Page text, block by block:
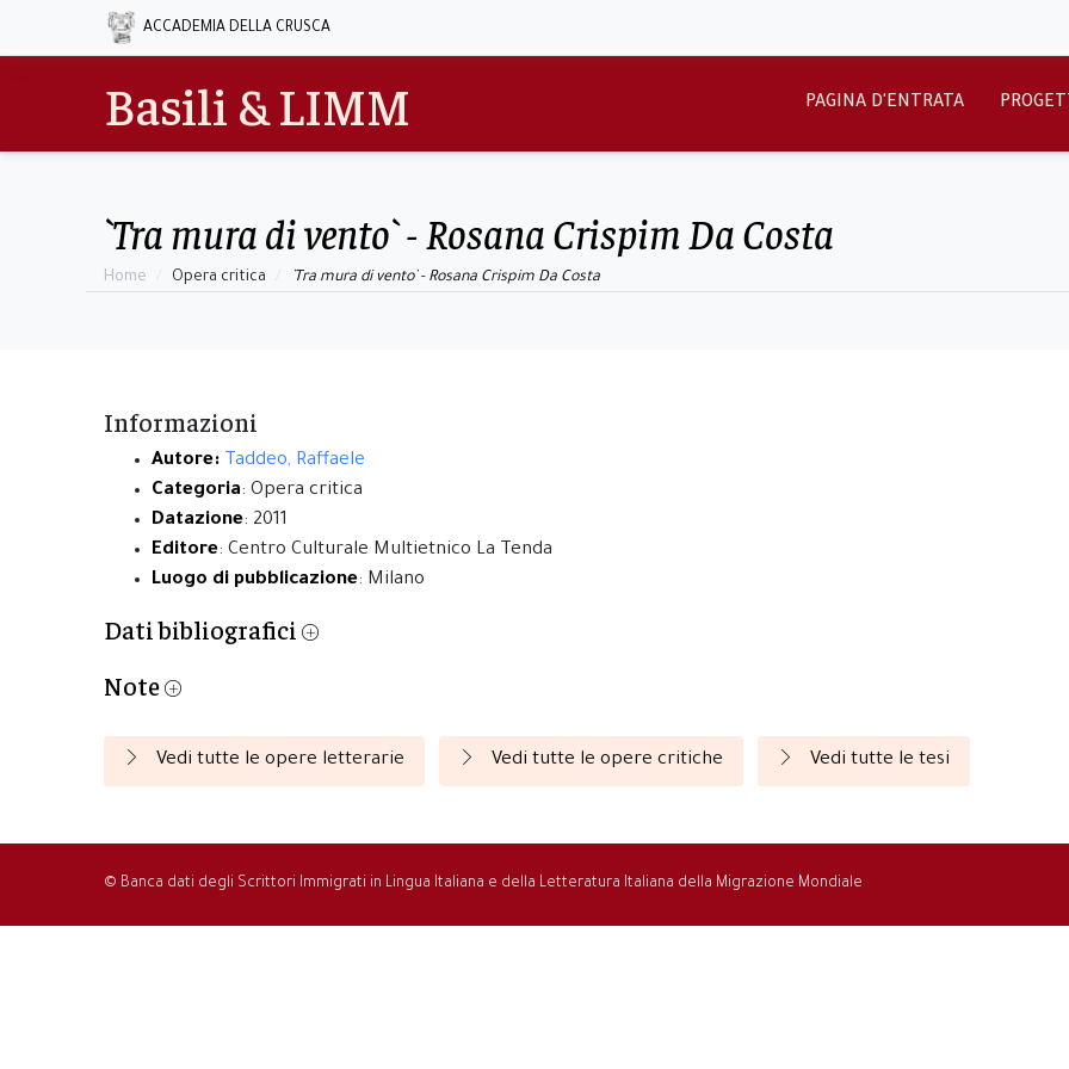
ACCADEMIA DELLA CRUSCA
Basili & LIMM PAGINA D'ENTRATA
`Tra mura di vento` - Rosana Crispim Da Costa
Home Opera critica `Tra mura di vento` - Rosana Crispim Da Costa
Informazioni
Autore: Taddeo, Raffaele
Categoria: Opera critica
Datazione: 2011
Editore: Centro Culturale Multietnico La Tenda
Luogo di pubblicazione: Milano
Dati bibliografici
Note
Vedi tutte le opere letterarie Vedi tutte le opere critiche Vedi tutte le tesi
© Banca dati degli Scrittori Immigrati in Lingua Italiana e della Letteratura Italiana della Migrazione Mondiale